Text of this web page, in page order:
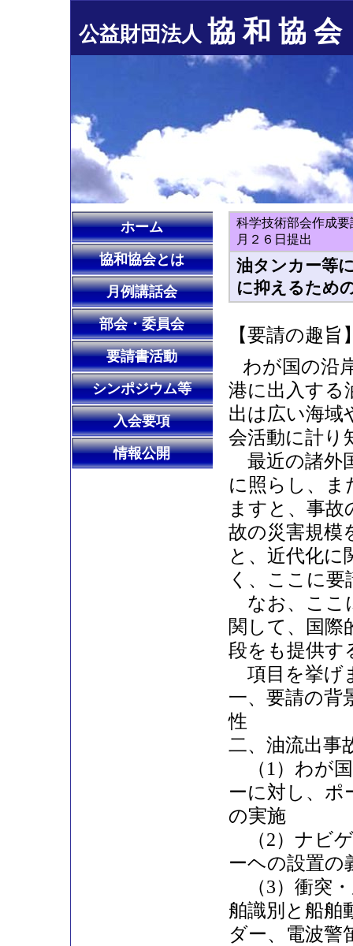
公益財団法人 協 和 協 会
ホーム
協和協会とは
月例講話会
部会・委員会
要請書活動
シンポジウム等
入会要項
情報公開
科学技術部会作成
月２６日提出
油タンカー等
に抑えるため
【要請の趣旨
わが国の沿
港に出入する
出は広い海域
会活動に計り
最近の諸外
に照らし、ま
ますと、事
故の災害規模
と、近代化
く、ここに
なお、ここ
関して、国際
段をも提供す
項目を挙げ
一、要請の背
性
二、油流出事
（1）わが
ーに対し、ポ
の実施
（2）ナビ
ーヘの設置の
（3）衝突
舶識別と船舶
ダー、電波警